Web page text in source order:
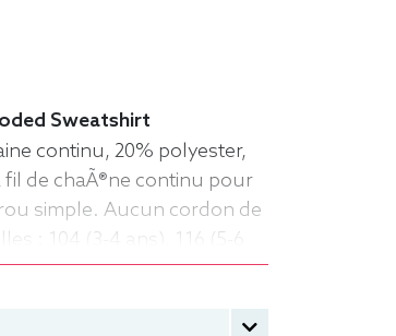
Sweatshirt
continu, 20% polyester,
de chaÃ®ne continu pour
simple. Aucun cordon de
: 104 (3-4 ans), 116 (5-6
(11-12 ans) manche longue,